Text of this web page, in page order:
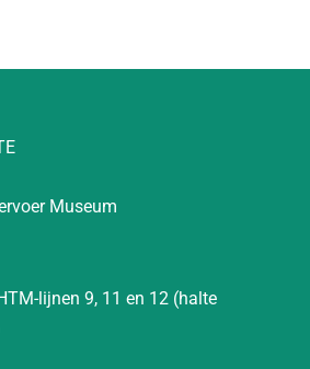
Museum
lijnen 9, 11 en 12 (halte